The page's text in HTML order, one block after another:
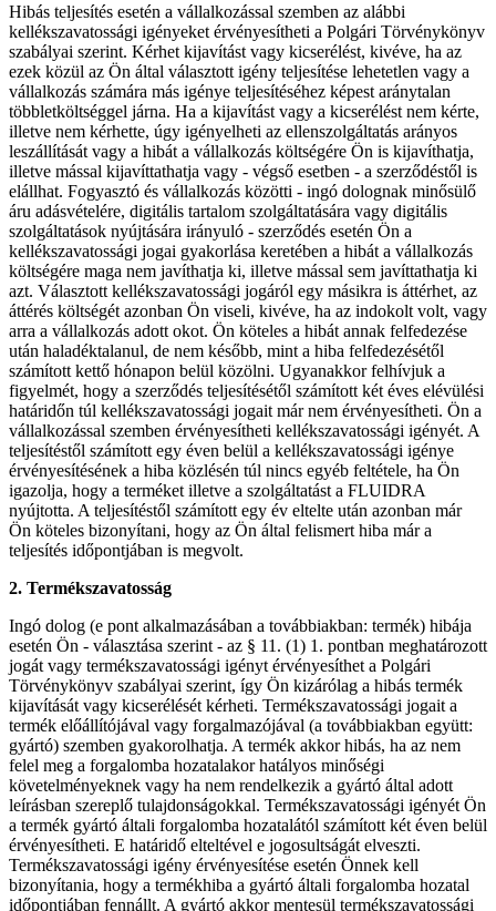
Hibás teljesítés esetén a vállalkozással szemben az alábbi
kellékszavatossági igényeket érvényesítheti a Polgári Törvénykönyv
szabályai szerint. Kérhet kijavítást vagy kicserélést, kivéve, ha az
ezek közül az Ön által választott igény teljesítése lehetetlen vagy a
vállalkozás számára más igénye teljesítéséhez képest aránytalan
többletköltséggel járna. Ha a kijavítást vagy a kicserélést nem kérte,
illetve nem kérhette, úgy igényelheti az ellenszolgáltatás arányos
leszállítását vagy a hibát a vállalkozás költségére Ön is kijavíthatja,
illetve mással kijavíttathatja vagy - végső esetben - a szerződéstől is
elállhat. Fogyasztó és vállalkozás közötti - ingó dolognak minősülő
áru adásvételére, digitális tartalom szolgáltatására vagy digitális
szolgáltatások nyújtására irányuló - szerződés esetén Ön a
kellékszavatossági jogai gyakorlása keretében a hibát a vállalkozás
költségére maga nem javíthatja ki, illetve mással sem javíttathatja ki
azt. Választott kellékszavatossági jogáról egy másikra is áttérhet, az
áttérés költségét azonban Ön viseli, kivéve, ha az indokolt volt, vagy
arra a vállalkozás adott okot. Ön köteles a hibát annak felfedezése
után haladéktalanul, de nem később, mint a hiba felfedezésétől
számított kettő hónapon belül közölni. Ugyanakkor felhívjuk a
figyelmét, hogy a szerződés teljesítésétől számított két éves elévülési
határidőn túl kellékszavatossági jogait már nem érvényesítheti. Ön a
vállalkozással szemben érvényesítheti kellékszavatossági igényét. A
teljesítéstől számított egy éven belül a kellékszavatossági igénye
érvényesítésének a hiba közlésén túl nincs egyéb feltétele, ha Ön
igazolja, hogy a terméket illetve a szolgáltatást a FLUIDRA
nyújtotta. A teljesítéstől számított egy év eltelte után azonban már
Ön köteles bizonyítani, hogy az Ön által felismert hiba már a
teljesítés időpontjában is megvolt.
2. Termékszavatosság
Ingó dolog (e pont alkalmazásában a továbbiakban: termék) hibája
esetén Ön - választása szerint - az § 11. (1) 1. pontban meghatározott
jogát vagy termékszavatossági igényt érvényesíthet a Polgári
Törvénykönyv szabályai szerint, így Ön kizárólag a hibás termék
kijavítását vagy kicserélését kérheti. Termékszavatossági jogait a
termék előállítójával vagy forgalmazójával (a továbbiakban együtt:
gyártó) szemben gyakorolhatja. A termék akkor hibás, ha az nem
felel meg a forgalomba hozatalakor hatályos minőségi
követelményeknek vagy ha nem rendelkezik a gyártó által adott
leírásban szereplő tulajdonságokkal. Termékszavatossági igényét Ön
a termék gyártó általi forgalomba hozatalától számított két éven belül
érvényesítheti. E határidő elteltével e jogosultságát elveszti.
Termékszavatossági igény érvényesítése esetén Önnek kell
bizonyítania, hogy a termékhiba a gyártó általi forgalomba hozatal
időpontjában fennállt. A gyártó akkor mentesül termékszavatossági